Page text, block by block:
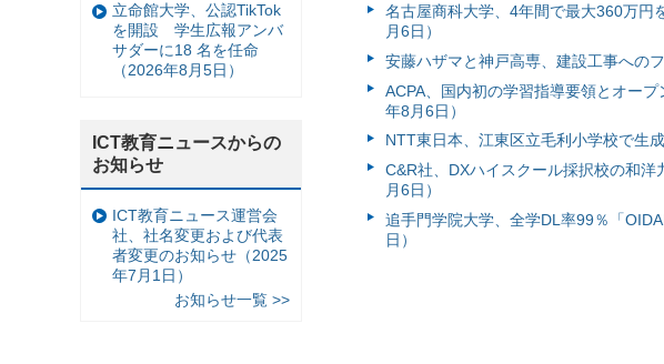
名古屋商科大学、4年間で最大360万円
月6日）
安藤ハザマと神戸高専、建設工事への
ACPA、国内初の学習指導要領とオー
年8月6日）
NTT東日本、江東区立毛利小学校で生
C&R社、DXハイスクール採択校の和
月6日）
追手門学院大学、全学DL率99％「
日）
立命館大学、公認TikTok
を開設 学生広報アンバ
サダーに18 名を任命
（2026年8月5日）
ICT教育ニュースからの
お知らせ
ICT教育ニュース運営会
社、社名変更および代表
者変更のお知らせ（2025
年7月1日）
お知らせ一覧 >>